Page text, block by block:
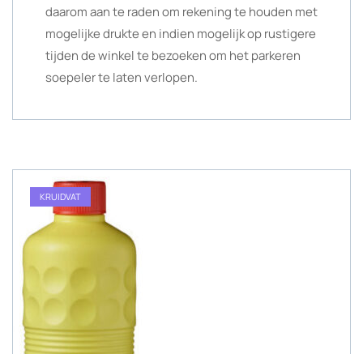
daarom aan te raden om rekening te houden met
mogelijke drukte en indien mogelijk op rustigere
tijden de winkel te bezoeken om het parkeren
soepeler te laten verlopen.
KRUIDVAT